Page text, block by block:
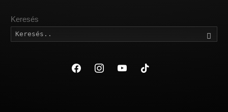
Keresés
facebook instagram youtube tiktok